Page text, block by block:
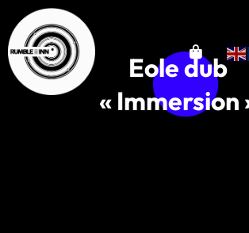
Eole dub
« Immersion